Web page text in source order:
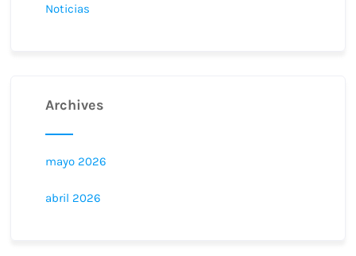
Noticias
Archives
mayo 2026
abril 2026